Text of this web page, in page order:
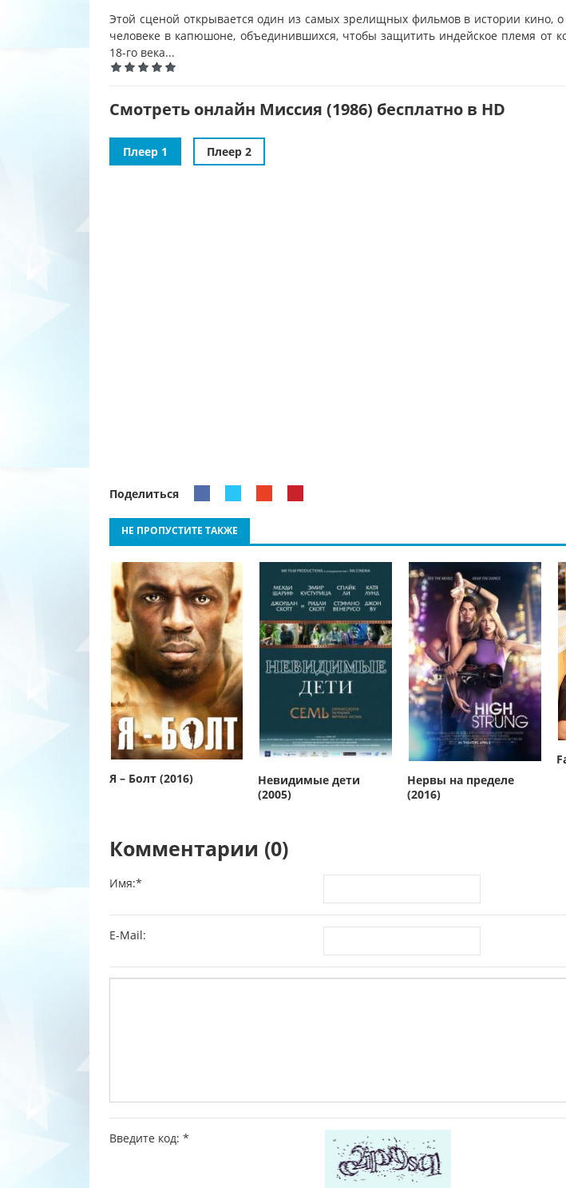
Этой сценой открывается один из самых зрелищных фильмов в истории кино,
человеке в капюшоне, объединившихся, чтобы защитить индейское племя от
18-го века...
Смотреть онлайн Миссия (1986) бесплатно в HD
Плеер 1 Плеер 2
Поделиться
НЕ ПРОПУСТИТЕ ТАКЖЕ
Я – Болт (2016)
Невидимые дети
(2005)
Нервы на пределе
(2016)
Комментарии (0)
Имя:*
E-Mail:
Введите код: *